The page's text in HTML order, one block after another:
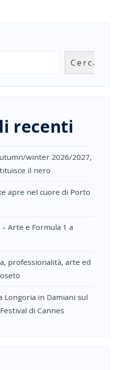
Cerca
recenti
winter 2026/2027,
il nero
apre nel cuore di Porto
– Arte e Formula 1 a
professionalità, arte ed
Longoria in Damiani sul
di Cannes